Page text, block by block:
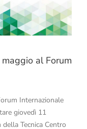
al Forum
Internazionale
giovedì 11
Tecnica Centro